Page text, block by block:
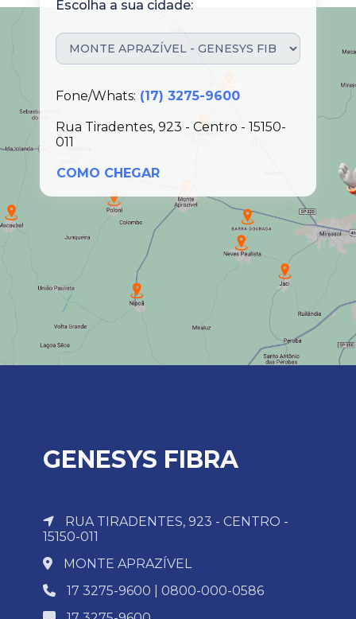
Escolha a sua cidade:
Fone/Whats: (17) 3275-9600
Rua Tiradentes, 923 - Centro - 15150-
011
COMO CHEGAR
GENESYS FIBRA
RUA TIRADENTES, 923 - CENTRO -
15150-011
MONTE APRAZÍVEL
17 3275-9600 | 0800-000-0586